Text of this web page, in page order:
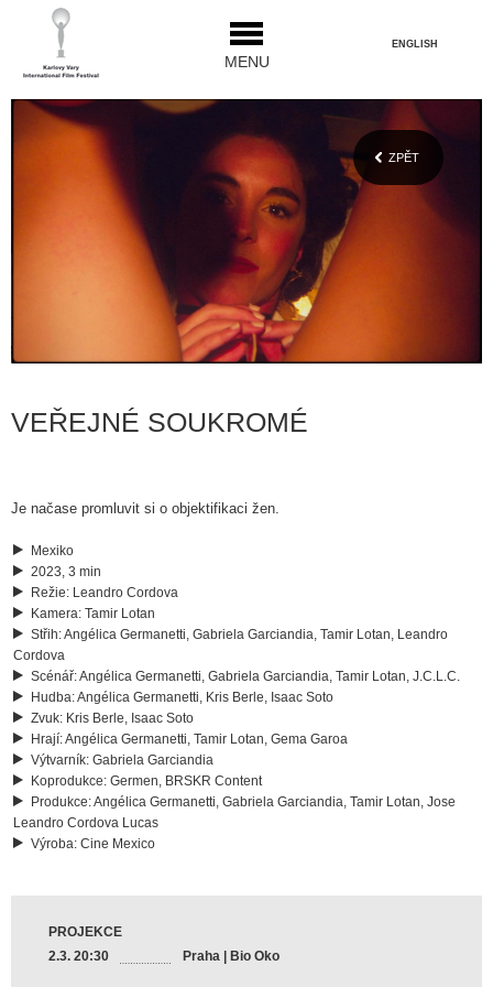
MENU
ENGLISH
ZPĚT
VEŘEJNÉ SOUKROMÉ
Je načase promluvit si o objektifikaci žen.
Mexiko
2023, 3 min
Režie: Leandro Cordova
Kamera: Tamir Lotan
Střih:Angélica Germanetti, Gabriela Garciandia, Tamir Lotan, Leandro
Cordova
Scénář:Angélica Germanetti, Gabriela Garciandia, Tamir Lotan, J.C.L.C.
Hudba:Angélica Germanetti, Kris Berle, Isaac Soto
Zvuk: Kris Berle, Isaac Soto
Hrají:Angélica Germanetti, Tamir Lotan, Gema Garoa
Výtvarník: Gabriela Garciandia
Koprodukce: Germen, BRSKR Content
Produkce:Angélica Germanetti, Gabriela Garciandia, Tamir Lotan, Jose
Leandro Cordova Lucas
Výroba: Cine Mexico
PROJEKCE
2.3. 20:30
Praha | Bio Oko